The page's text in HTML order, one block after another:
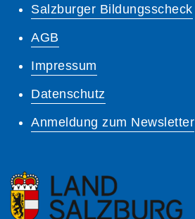
Salzburger Bildungsscheck
AGB
Impressum
Datenschutz
Anmeldung zum Newsletter